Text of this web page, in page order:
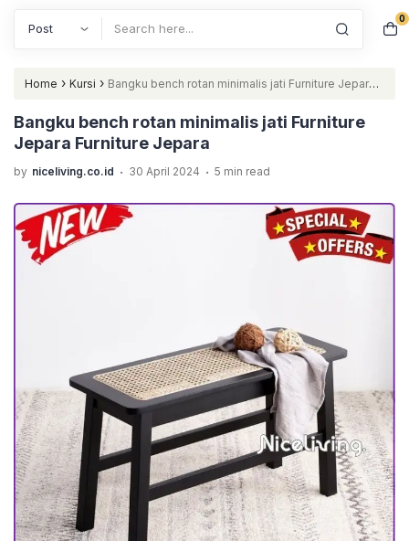
0
Home › Kursi › Bangku bench rotan minimalis jati Furniture Jepara
Furniture Jepara
Bangku bench rotan minimalis jati Furniture
Jepara Furniture Jepara
by niceliving.co.id . 30 April 2024 . 5 min read